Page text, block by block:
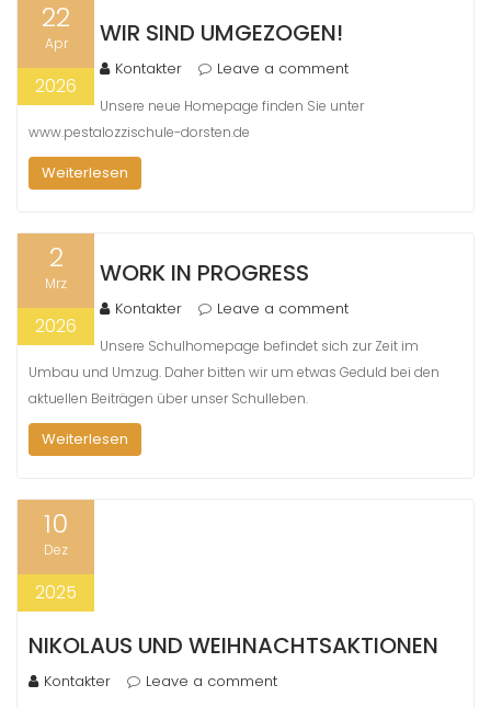
22
Apr
2026
WIR SIND UMGEZOGEN!
Kontakter Leave a comment
Unsere neue Homepage finden Sie unter
www.pestalozzischule-dorsten.de
Weiterlesen
2
Mrz
2026
WORK IN PROGRESS
Kontakter Leave a comment
Unsere Schulhomepage befindet sich zur Zeit im
Umbau und Umzug. Daher bitten wir um etwas Geduld bei den
aktuellen Beiträgen über unser Schulleben.
Weiterlesen
10
Dez
2025
NIKOLAUS UND WEIHNACHTSAKTIONEN
Kontakter Leave a comment